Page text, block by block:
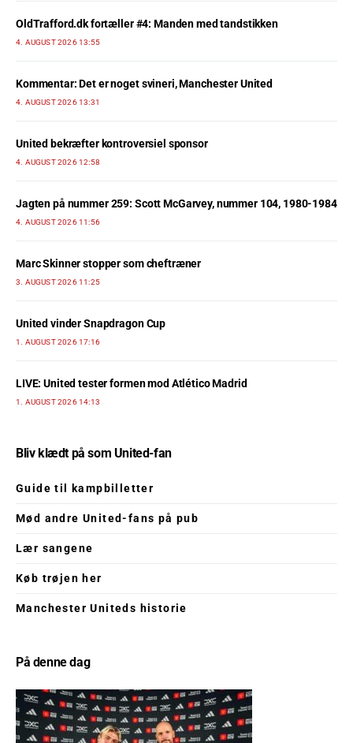
OldTrafford.dk fortæller #4: Manden med tandstikken
4. AUGUST 2026 13:55
Kommentar: Det er noget svineri, Manchester United
4. AUGUST 2026 13:31
United bekræfter kontroversiel sponsor
4. AUGUST 2026 12:58
Jagten på nummer 259: Scott McGarvey, nummer 104, 1980-1984
4. AUGUST 2026 11:56
Marc Skinner stopper som cheftræner
3. AUGUST 2026 11:25
United vinder Snapdragon Cup
1. AUGUST 2026 17:16
LIVE: United tester formen mod Atlético Madrid
1. AUGUST 2026 14:13
Bliv klædt på som United-fan
Guide til kampbilletter
Mød andre United-fans på pub
Lær sangene
Køb trøjen her
Manchester Uniteds historie
På denne dag